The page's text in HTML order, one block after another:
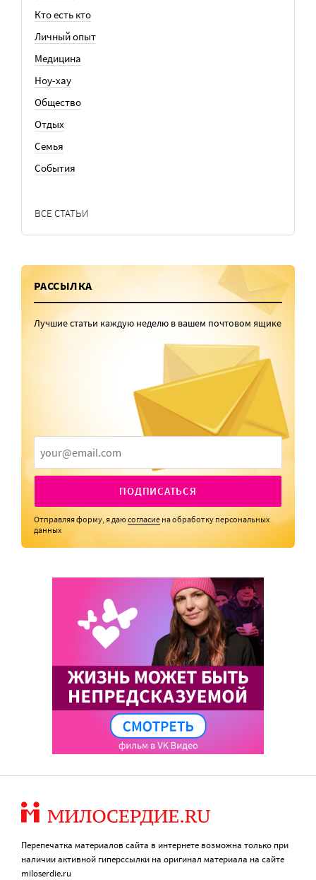
Кто есть кто
Личный опыт
Медицина
Ноу-хау
Общество
Отдых
Семья
События
ВСЕ СТАТЬИ
РАССЫЛКА
Лучшие статьи каждую неделю в вашем почтовом ящике
ПОДПИСАТЬСЯ
Отправляя форму, я даюсогласие на обработку персональных
данных
Перепечатка материалов сайта в интернете возможна только при
наличии активной гиперссылки на оригинал материала на сайте
miloserdie.ru